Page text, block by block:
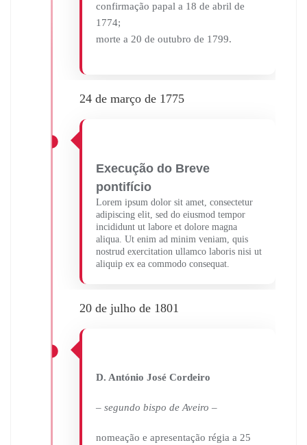
confirmação papal a 18 de abril de
1774;
morte a 20 de outubro de 1799.
24 de março de 1775
Execução do Breve
pontifício
Lorem ipsum dolor sit amet, consectetur
adipiscing elit, sed do eiusmod tempor
incididunt ut labore et dolore magna
aliqua. Ut enim ad minim veniam, quis
nostrud exercitation ullamco laboris nisi ut
aliquip ex ea commodo consequat.
20 de julho de 1801
D. António José Cordeiro
– segundo bispo de Aveiro –
nomeação e apresentação régia a 25